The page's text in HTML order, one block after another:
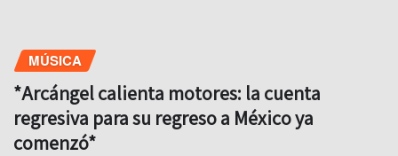
MÚSICA
*Arcángel calienta motores: la cuenta
regresiva para su regreso a México ya
comenzó*